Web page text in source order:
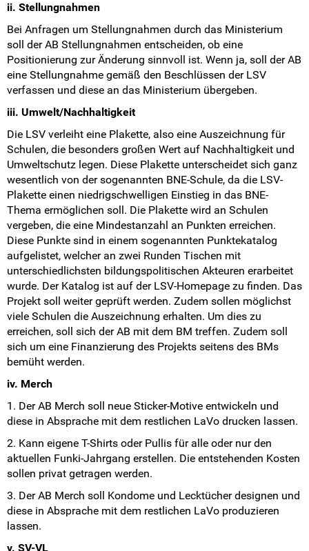
ii. Stellungnahmen
Bei Anfragen um Stellungnahmen durch das Ministerium
soll der AB Stellungnahmen entscheiden, ob eine
Positionierung zur Änderung sinnvoll ist. Wenn ja, soll der AB
eine Stellungnahme gemäß den Beschlüssen der LSV
verfassen und diese an das Ministerium übergeben.
iii. Umwelt/Nachhaltigkeit
Die LSV verleiht eine Plakette, also eine Auszeichnung für
Schulen, die besonders großen Wert auf Nachhaltigkeit und
Umweltschutz legen. Diese Plakette unterscheidet sich ganz
wesentlich von der sogenannten BNE-Schule, da die LSV-
Plakette einen niedrigschwelligen Einstieg in das BNE-
Thema ermöglichen soll. Die Plakette wird an Schulen
vergeben, die eine Mindestanzahl an Punkten erreichen.
Diese Punkte sind in einem sogenannten Punktekatalog
aufgelistet, welcher an zwei Runden Tischen mit
unterschiedlichsten bildungspolitischen Akteuren erarbeitet
wurde. Der Katalog ist auf der LSV-Homepage zu finden. Das
Projekt soll weiter geprüft werden. Zudem sollen möglichst
viele Schulen die Auszeichnung erhalten. Um dies zu
erreichen, soll sich der AB mit dem BM treffen. Zudem soll
sich um eine Finanzierung des Projekts seitens des BMs
bemüht werden.
iv. Merch
1. Der AB Merch soll neue Sticker-Motive entwickeln und
diese in Absprache mit dem restlichen LaVo drucken lassen.
2. Kann eigene T-Shirts oder Pullis für alle oder nur den
aktuellen Funki-Jahrgang erstellen. Die entstehenden Kosten
sollen privat getragen werden.
3. Der AB Merch soll Kondome und Lecktücher designen und
diese in Absprache mit dem restlichen LaVo produzieren
lassen.
v. SV-VL